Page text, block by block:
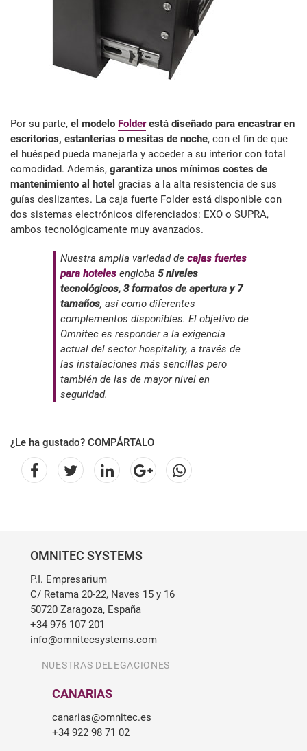
Por su parte, el modelo Folderestá diseñado para encastrar en
escritorios, estanterías o mesitas de noche, con el fin de que
el huésped pueda manejarla y acceder a su interior con total
comodidad. Además, garantiza unos mínimos costes de
mantenimiento al hotel gracias a la alta resistencia de sus
guías deslizantes. La caja fuerte Folder está disponible con
dos sistemas electrónicos diferenciados: EXO o SUPRA,
ambos tecnológicamente muy avanzados.
Nuestra amplia variedad de cajas fuertes
para hotelesengloba 5 niveles
tecnológicos, 3 formatos de apertura y 7
tamaños, así como diferentes
complementos disponibles. El objetivo de
Omnitec es responder a la exigencia
actual del sector hospitality, a través de
las instalaciones más sencillas pero
también de las de mayor nivel en
seguridad.
¿Le ha gustado? COMPÁRTALO
OMNITEC SYSTEMS
P.I. Empresarium
C/ Retama 20-22, Naves 15 y 16
50720 Zaragoza, España
+34 976 107 201
info@omnitecsystems.com
NUESTRAS DELEGACIONES
CANARIAS
canarias@omnitec.es
+34 922 98 71 02